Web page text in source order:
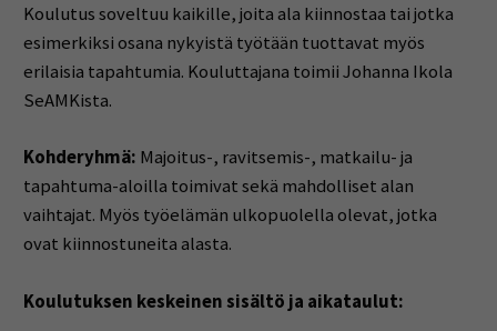
Koulutus soveltuu kaikille, joita ala kiinnostaa tai jotka
esimerkiksi osana nykyistä työtään tuottavat myös
erilaisia tapahtumia. Kouluttajana toimii Johanna Ikola
SeAMKista.
Kohderyhmä: Majoitus-, ravitsemis-, matkailu- ja
tapahtuma-aloilla toimivat sekä mahdolliset alan
vaihtajat. Myös työelämän ulkopuolella olevat, jotka
ovat kiinnostuneita alasta.
Koulutuksen keskeinen sisältö ja aikataulut: